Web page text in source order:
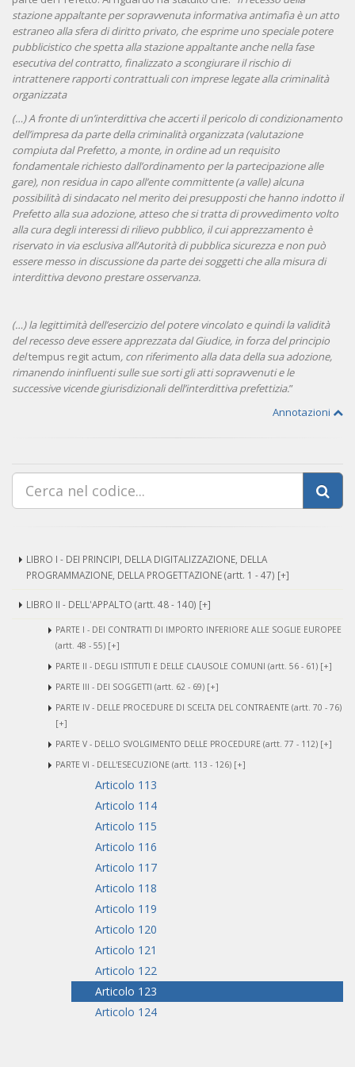
stazione appaltante per sopravvenuta informativa antimafia è un atto
estraneo alla sfera di diritto privato, che esprime uno speciale potere
pubblicistico che spetta alla stazione appaltante anche nella fase
esecutiva del contratto, finalizzato a scongiurare il rischio di
intrattenere rapporti contrattuali con imprese legate alla criminalità
organizzata
(…) A fronte di un’interdittiva che accerti il pericolo di condizionamento
dell’impresa da parte della criminalità organizzata (valutazione
compiuta dal Prefetto, a monte, in ordine ad un requisito
fondamentale richiesto dall’ordinamento per la partecipazione alle
gare), non residua in capo all’ente committente (a valle) alcuna
possibilità di sindacato nel merito dei presupposti che hanno indotto il
Prefetto alla sua adozione, atteso che si tratta di provvedimento volto
alla cura degli interessi di rilievo pubblico, il cui apprezzamento è
riservato in via esclusiva all’Autorità di pubblica sicurezza e non può
essere messo in discussione da parte dei soggetti che alla misura di
interdittiva devono prestare osservanza.
(…) la legittimità dell’esercizio del potere vincolato e quindi la validità
del recesso deve essere apprezzata dal Giudice, in forza del principio
deltempus regit actum, con riferimento alla data della sua adozione,
rimanendo ininfluenti sulle sue sorti gli atti sopravvenuti e le
successive vicende giurisdizionali dell’interdittiva prefettizia.”
Annotazioni
LIBRO I - DEI PRINCIPI, DELLA DIGITALIZZAZIONE, DELLA
PROGRAMMAZIONE, DELLA PROGETTAZIONE (artt. 1 - 47) [+]
LIBRO II - DELL'APPALTO (artt. 48 - 140) [+]
PARTE I - DEI CONTRATTI DI IMPORTO INFERIORE ALLE SOGLIE EUROPEE
(artt. 48 - 55) [+]
PARTE II - DEGLI ISTITUTI E DELLE CLAUSOLE COMUNI (artt. 56 - 61) [+]
PARTE III - DEI SOGGETTI (artt. 62 - 69) [+]
PARTE IV - DELLE PROCEDURE DI SCELTA DEL CONTRAENTE (artt. 70 - 76)
[+]
PARTE V - DELLO SVOLGIMENTO DELLE PROCEDURE (artt. 77 - 112) [+]
PARTE VI - DELL'ESECUZIONE (artt. 113 - 126) [+]
Articolo 113
Articolo 114
Articolo 115
Articolo 116
Articolo 117
Articolo 118
Articolo 119
Articolo 120
Articolo 121
Articolo 122
Articolo 123
Articolo 124